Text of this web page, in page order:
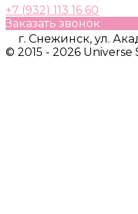
+7 (932) 113 16 60
Заказать звонок
г. Снежинск, ул.
© 2015 - 2026